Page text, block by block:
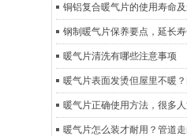
铜铝复合暖气片的使用寿命
钢制暖气片保养要点，延长
暖气片清洗有哪些注意事项
暖气片表面发烫但屋里不暖
暖气片正确使用方法，很多
暖气片怎么装才耐用？管道